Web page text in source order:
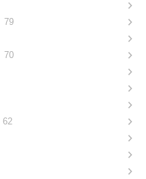
79
70
62